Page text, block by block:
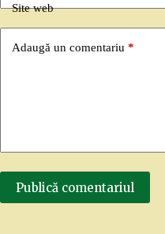
Site web
Adaugă un comentariu *
Publică comentariul